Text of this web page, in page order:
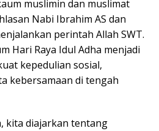
muslimin dan muslimat
Nabi Ibrahim AS dan
perintah Allah SWT.
Hari Raya Idul Adha menjadi
kepedulian sosial,
kebersamaan di tengah
kita diajarkan tentang